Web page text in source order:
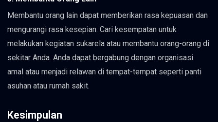
Membantu orang lain dapat memberikan rasa kepuasan dan
mengurangi rasa kesepian. Cari kesempatan untuk
melakukan kegiatan sukarela atau membantu orang-orang di
sekitar Anda. Anda dapat bergabung dengan organisasi
amal atau menjadi relawan di tempat-tempat seperti panti
asuhan atau rumah sakit.
Kesimpulan